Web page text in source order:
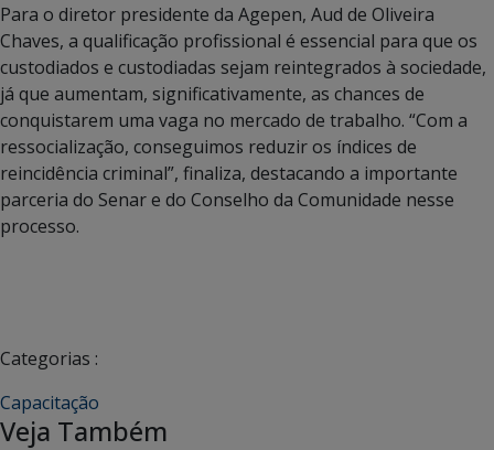
Para o diretor presidente da Agepen, Aud de Oliveira
Chaves, a qualificação profissional é essencial para que os
custodiados e custodiadas sejam reintegrados à sociedade,
já que aumentam, significativamente, as chances de
conquistarem uma vaga no mercado de trabalho. “Com a
ressocialização, conseguimos reduzir os índices de
reincidência criminal”, finaliza, destacando a importante
parceria do Senar e do Conselho da Comunidade nesse
processo.
Categorias :
Capacitação
Veja Também